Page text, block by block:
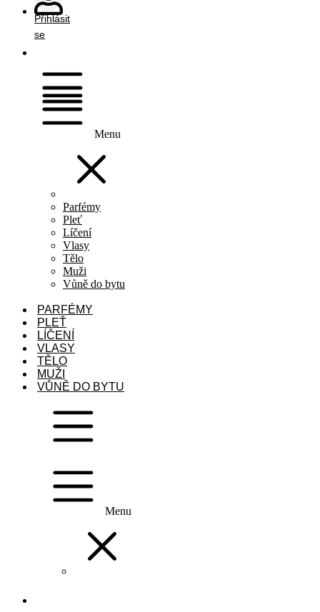
Přihlásit
se
Menu
Parfémy
Pleť
Líčení
Vlasy
Tělo
Muži
Vůně do bytu
PARFÉMY
PLEŤ
LÍČENÍ
VLASY
TĚLO
MUŽI
VŮNĚ DO BYTU
Menu